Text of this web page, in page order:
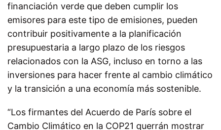
financiación verde que deben cumplir los
emisores para este tipo de emisiones, pueden
contribuir positivamente a la planificación
presupuestaria a largo plazo de los riesgos
relacionados con la ASG, incluso en torno a las
inversiones para hacer frente al cambio climático
y la transición a una economía más sostenible.
“Los firmantes del Acuerdo de París sobre el
Cambio Climático en la COP21 querrán mostrar